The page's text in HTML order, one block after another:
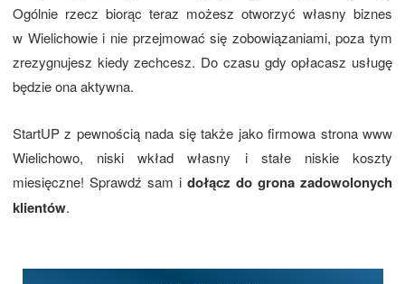
Ogólnie rzecz biorąc teraz możesz otworzyć własny biznes
w Wielichowie i nie przejmować się zobowiązaniami, poza tym
zrezygnujesz kiedy zechcesz. Do czasu gdy opłacasz usługę
będzie ona aktywna.
StartUP z pewnością nada się także jako firmowa strona www
Wielichowo, niski wkład własny i stałe niskie koszty
miesięczne! Sprawdź sam i dołącz do grona zadowolonych
klientów.